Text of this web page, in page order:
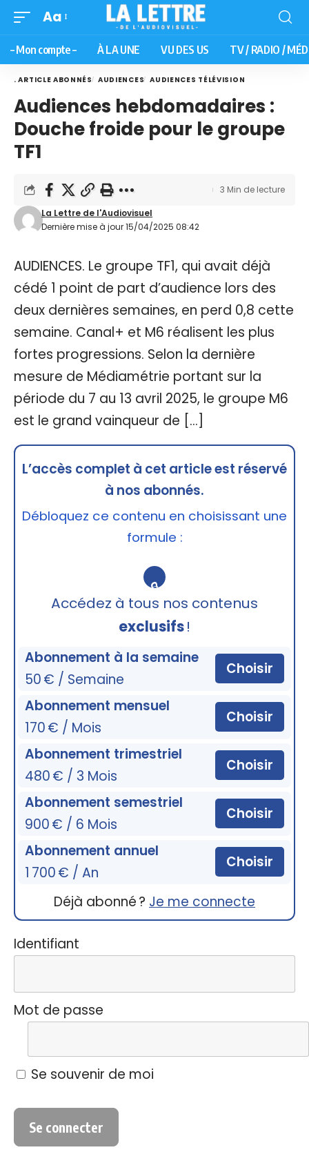
Aa
– Mon compte – À LA UNE VU DES US TV / RADIO /
. ARTICLE ABONNÉS AUDIENCES AUDIENCES TÉLÉVISION
Audiences hebdomadaires :
Douche froide pour le groupe
TF1
Dernière mise à jour 15/04/2025 08:42
La Lettre de l'Audiovisuel
3 Min de lecture
AUDIENCES. Le groupe TF1, qui avait déjà
cédé 1 point de part d’audience lors des
deux dernières semaines, en perd 0,8 cette
semaine. Canal+ et M6 réalisent les plus
fortes progressions. Selon la dernière
mesure de Médiamétrie portant sur la
période du 7 au 13 avril 2025, le groupe M6
est le grand vainqueur de […]
L’accès complet à cet article est réservé
à nos abonnés.
Débloquez ce contenu en choisissant une
formule :
🔒
Accédez à tous nos contenus
exclusifs!
Abonnement à la semaine
50 € / Semaine
Choisir
Abonnement mensuel
170 € / Mois
Choisir
Abonnement trimestriel
480 € / 3 Mois
Choisir
Abonnement semestriel
900 € / 6 Mois
Choisir
Abonnement annuel
1 700 € / An
Choisir
Déjà abonné ? Je me connecte
Identifiant
Mot de passe
Se souvenir de moi